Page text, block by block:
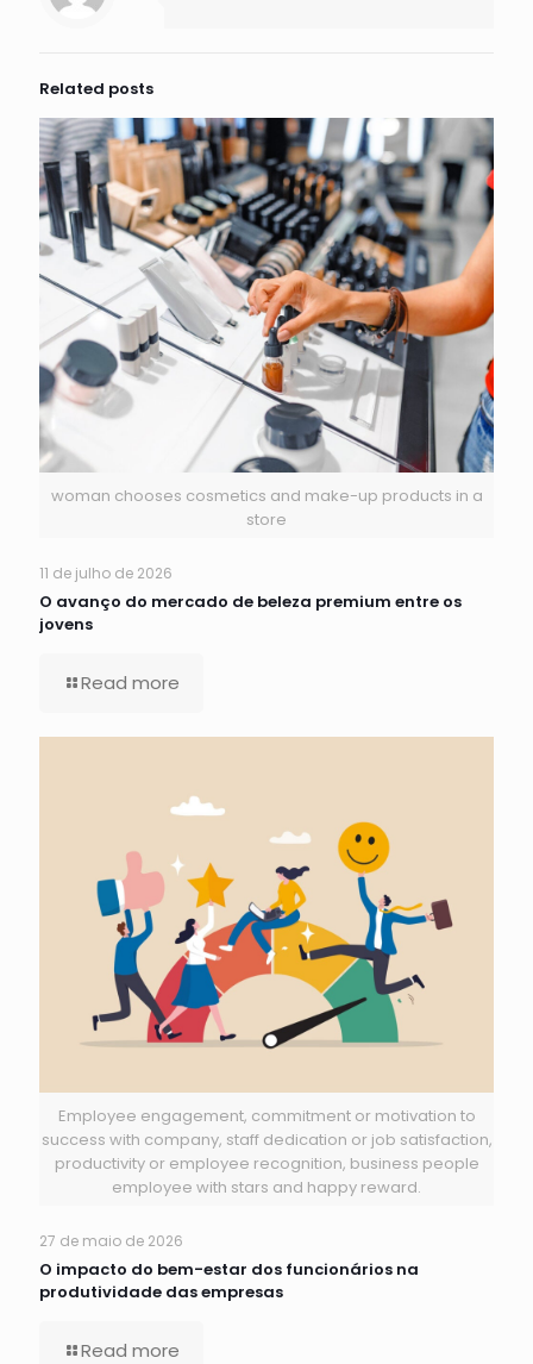
Related posts
woman chooses cosmetics and make-up products in a
store
11 de julho de 2026
O avanço do mercado de beleza premium entre os
jovens
Read more
Employee engagement, commitment or motivation to
success with company, staff dedication or job satisfaction,
productivity or employee recognition, business people
employee with stars and happy reward.
27 de maio de 2026
O impacto do bem-estar dos funcionários na
produtividade das empresas
Read more